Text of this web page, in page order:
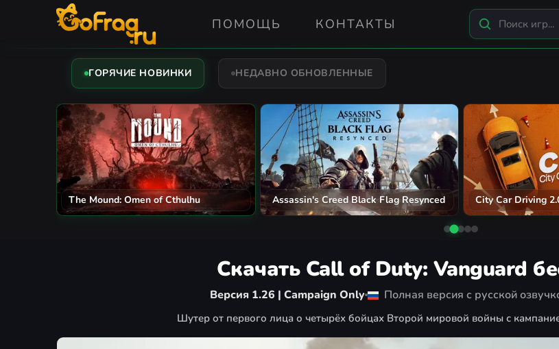
ПОМОЩЬ КОНТАКТЫ
ГОРЯЧИЕ НОВИНКИ НЕДАВНО ОБНОВЛЕННЫЕ
The Mound: Omen of Cthulhu Assassin's Creed Black Flag Resynced City Car Driving
Скачать Call of Duty: Vanguard
Версия 1.26 | Campaign Only Полная версия с русской
Шутер от первого лица о четырёх бойцах Второй мировой войны с